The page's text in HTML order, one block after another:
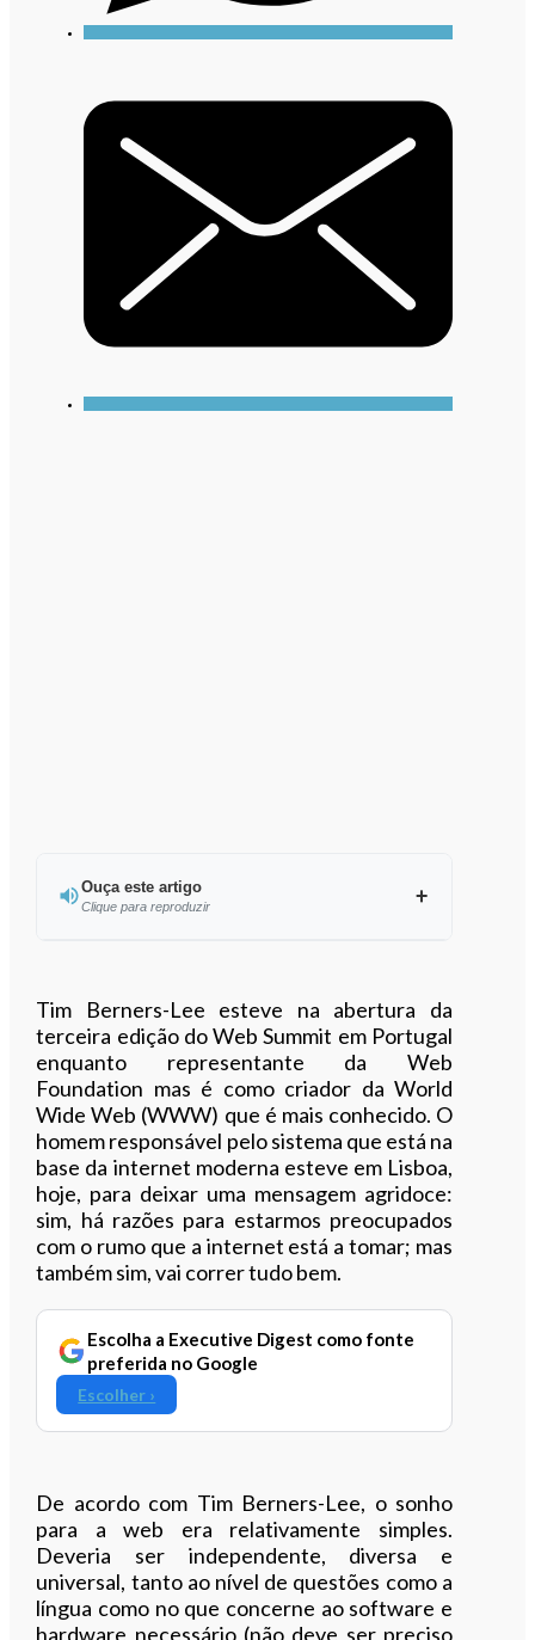
Ouça este artigo
Clique para reproduzir
Tim Berners-Lee esteve na abertura da
terceira edição do Web Summit em Portugal
enquanto representante da Web
Foundation mas é como criador da World
Wide Web (WWW) que é mais conhecido. O
homem responsável pelo sistema que está na
base da internet moderna esteve em Lisboa,
hoje, para deixar uma mensagem agridoce:
sim, há razões para estarmos preocupados
com o rumo que a internet está a tomar; mas
também sim, vai correr tudo bem.
Escolha a Executive Digest como fonte
preferida no Google
Escolher ›
De acordo com Tim Berners-Lee, o sonho
para a web era relativamente simples.
Deveria ser independente, diversa e
universal, tanto ao nível de questões como a
língua como no que concerne ao software e
hardware necessário (não deve ser preciso